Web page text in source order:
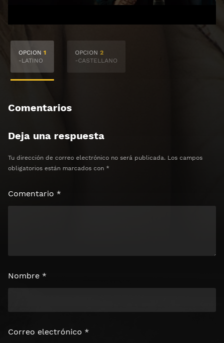
Haz clic 3 veces en el botón para desbloquear el
contenido
⏰ El acceso expira en 1 hora
OPCION 1
-LATINO
OPCION 2
-CASTELLANO
Comentarios
Deja una respuesta
Tu dirección de correo electrónico no será publicada. Los campos
obligatorios están marcados con *
Comentario *
Nombre *
Correo electrónico *